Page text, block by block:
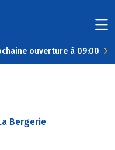
ouverture à 09:00
Bergerie